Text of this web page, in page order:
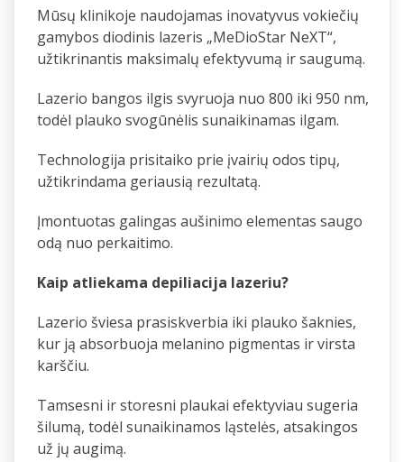
Mūsų klinikoje naudojamas inovatyvus vokiečių
gamybos diodinis lazeris „MeDioStar NeXT“,
užtikrinantis maksimalų efektyvumą ir saugumą.
Lazerio bangos ilgis svyruoja nuo 800 iki 950 nm,
todėl plauko svogūnėlis sunaikinamas ilgam.
Technologija prisitaiko prie įvairių odos tipų,
užtikrindama geriausią rezultatą.
Įmontuotas galingas aušinimo elementas saugo
odą nuo perkaitimo.
Kaip atliekama depiliacija lazeriu?
Lazerio šviesa prasiskverbia iki plauko šaknies,
kur ją absorbuoja melanino pigmentas ir virsta
karščiu.
Tamsesni ir storesni plaukai efektyviau sugeria
šilumą, todėl sunaikinamos ląstelės, atsakingos
už jų augimą.